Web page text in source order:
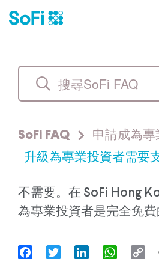
SoFi FAQ 申請成為專
升級為專業投資者需要
不需要。在 SoFi Hong
為專業投資者是完全免費
FacebookTwitter LinkedIn